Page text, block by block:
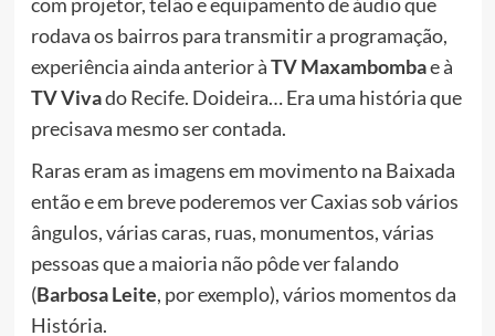
rodava os bairros para transmitir a programação,
experiência ainda anterior àTV Maxambombae à
TV Vivado Recife. Doideira… Era uma história que
precisava mesmo ser contada.
Raras eram as imagens em movimento na Baixada
então e em breve poderemos ver Caxias sob vários
ângulos, várias caras, ruas, monumentos, várias
pessoas que a maioria não pôde ver falando
(Barbosa Leite, por exemplo), vários momentos da
História.